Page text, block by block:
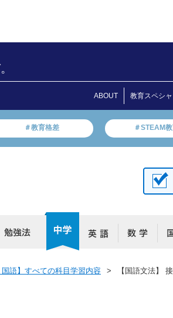
ABOUT 教育スペシ
＃教育格差 ＃STEAM
国語】すべての科目学習内容 【国語文法】